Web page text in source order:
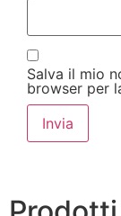
Salva il mio
browser per